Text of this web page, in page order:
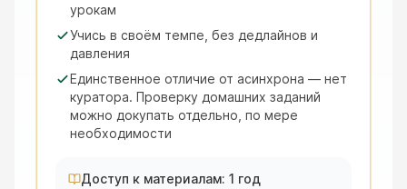
урокам
Учись в своём темпе, без дедлайнов и
давления
Единственное отличие от асинхрона — нет
куратора. Проверку домашних заданий
можно докупать отдельно, по мере
необходимости
Доступ к материалам: 1 год